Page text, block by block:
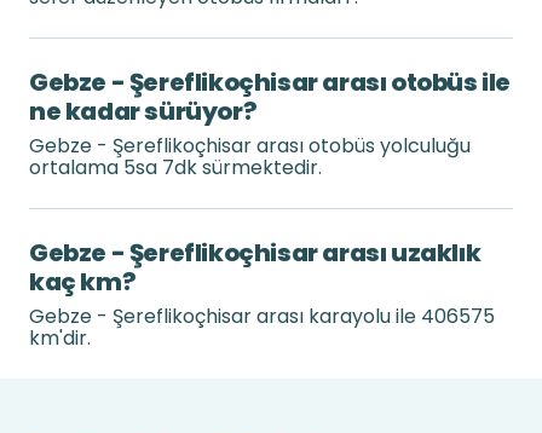
Gebze - Şereflikoçhisar arası otobüs ile
ne kadar sürüyor?
Gebze - Şereflikoçhisar arası otobüs yolculuğu
ortalama 5sa 7dk sürmektedir.
Gebze - Şereflikoçhisar arası uzaklık
kaç km?
Gebze - Şereflikoçhisar arası karayolu ile 406575
km'dir.